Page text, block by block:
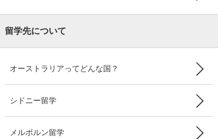
留学先について
オーストラリアってどんな国？
シドニー留学
メルボルン留学